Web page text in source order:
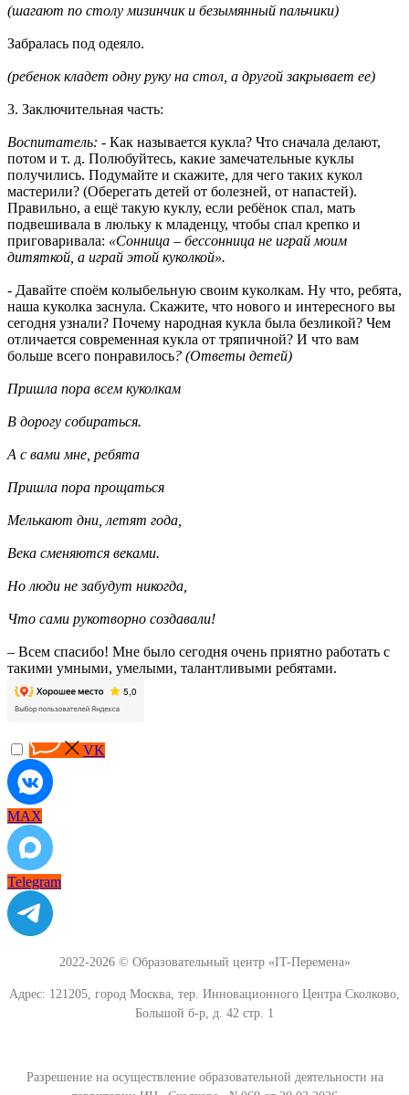
(шагают по столу мизинчик и безымянный пальчики)
Забралась под одеяло.
(ребенок кладет одну руку на стол, а другой закрывает ее)
3. Заключительная часть:
Воспитатель: - Как называется кукла? Что сначала делают,
потом и т. д. Полюбуйтесь, какие замечательные куклы
получились. Подумайте и скажите, для чего таких кукол
мастерили? (Оберегать детей от болезней, от напастей).
Правильно, а ещё такую куклу, если ребёнок спал, мать
подвешивала в люльку к младенцу, чтобы спал крепко и
приговаривала: «Сонница – бессонница не играй моим
дитяткой, а играй этой куколкой».
- Давайте споём колыбельную своим куколкам. Ну что, ребята,
наша куколка заснула. Скажите, что нового и интересного вы
сегодня узнали? Почему народная кукла была безликой? Чем
отличается современная кукла от тряпичной? И что вам
больше всего понравилось? (Ответы детей)
Пришла пора всем куколкам
В дорогу собираться.
А с вами мне, ребята
Пришла пора прощаться
Мелькают дни, летят года,
Века сменяются веками.
Но люди не забудут никогда,
Что сами рукотворно создавали!
– Всем спасибо! Мне было сегодня очень приятно работать с
такими умными, умелыми, талантливыми ребятами.
VK
MAX
Telegram
2022-2026 © Образовательный центр «IT-Перемена»
Адрес: 121205, город Москва, тер. Инновационного Центра Сколково,
Большой б-р, д. 42 стр. 1
Разрешение на осуществление образовательной деятельности на